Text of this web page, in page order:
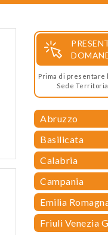
Prima di presentare
Sede
Abruzzo
Basilicata
Calabria
Campania
Emilia
Friuli Venezia